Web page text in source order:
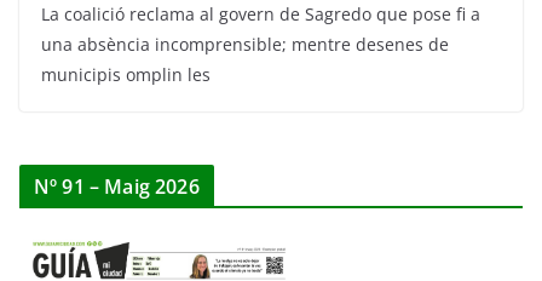
La coalició reclama al govern de Sagredo que pose fi a
una absència incomprensible; mentre desenes de
municipis omplin les
Nº 91 – Maig 2026